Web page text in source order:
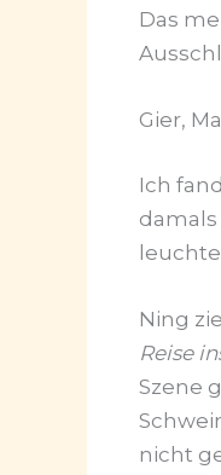
Das
Gier,
Ich
Ning
Reise
Szene
nicht